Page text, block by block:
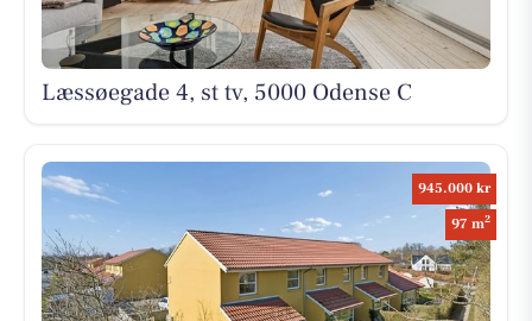
Læssøegade 4, st tv, 5000 Odense C
945.000 kr
97 m2